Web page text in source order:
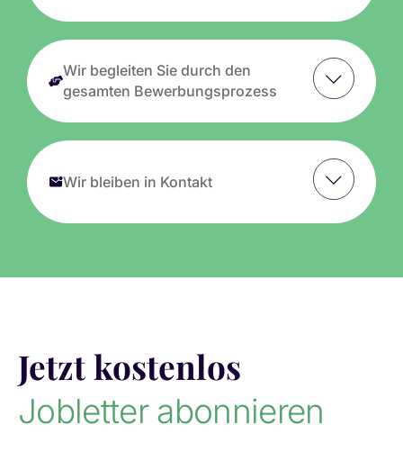
Wir begleiten Sie durch den
gesamten Bewerbungsprozess
Wir bleiben in Kontakt
Jetzt kostenlos
Jobletter abonnieren